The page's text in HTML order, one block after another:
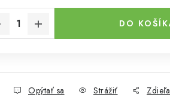
DO
Opýtať sa Strážiť